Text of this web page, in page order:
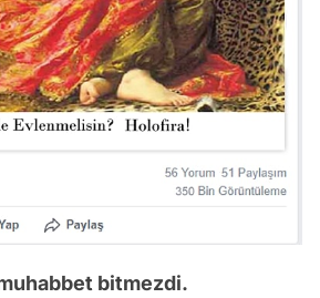
bitmezdi.